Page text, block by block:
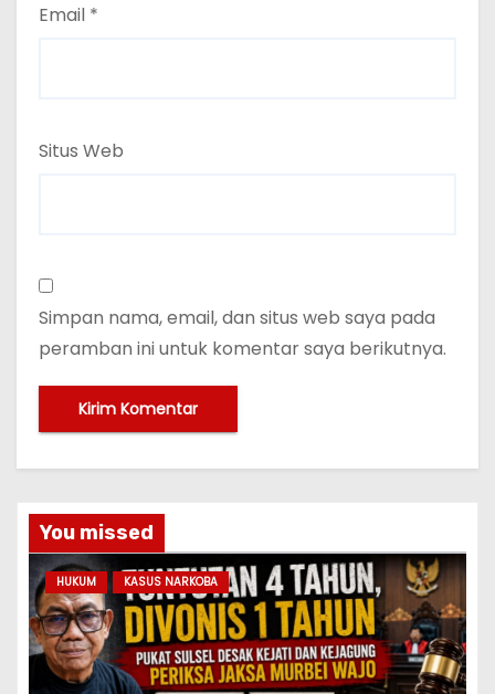
Email *
Situs Web
Simpan nama, email, dan situs web saya pada
peramban ini untuk komentar saya berikutnya.
You missed
HUKUM KASUS NARKOBA